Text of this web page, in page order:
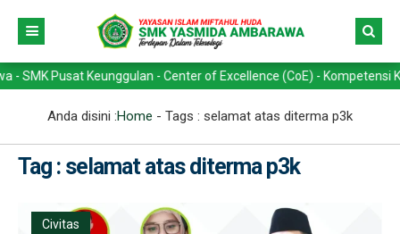
Pusat Keunggulan - Center of Excellence (CoE) - Kompetensi
Anda disini :Home - Tags : selamat atas diterma p3k
Tag : selamat atas diterma p3k
Civitas